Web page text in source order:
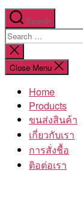
Search
Search
for:
Close
search
Close Menu
Home
Products
ขนส่งสินค้า
เกี่ยวกับเรา
การสั่งชื้อ
ติอต่อเรา